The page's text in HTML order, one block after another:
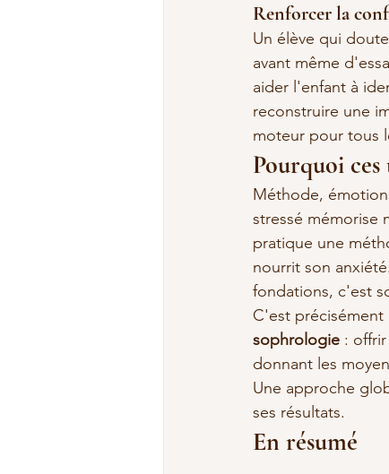
Renforcer la
Un élève qui
avant même
aider l'enfant à
reconstruire une
moteur pour tous
Pourquoi
Méthode,
stressé mémorise
pratique une
nourrit son
fondations, c'est
C'est
sophrologie :
donnant les
Une approche
ses résultats.
En résumé